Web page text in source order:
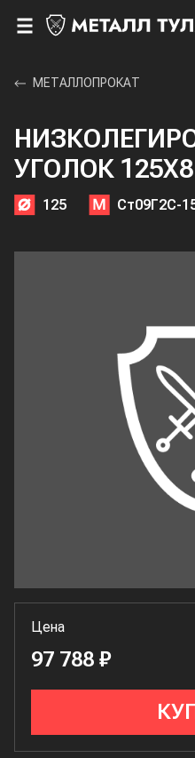
МЕТАЛЛОПРОКАТ
УГОЛОК 125X8
125 Ст09Г2С-
Цена
97 788 ₽